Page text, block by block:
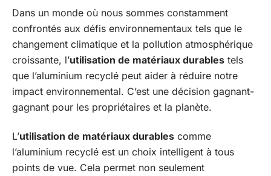
Dans un monde où nous sommes constamment
confrontés aux défis environnementaux tels que le
changement climatique et la pollution atmosphérique
croissante, l’utilisation de matériaux durables tels
que l’aluminium recyclé peut aider à réduire notre
impact environnemental. C’est une décision gagnant-
gagnant pour les propriétaires et la planète.
L’utilisation de matériaux durables comme
l’aluminium recyclé est un choix intelligent à tous
points de vue. Cela permet non seulement